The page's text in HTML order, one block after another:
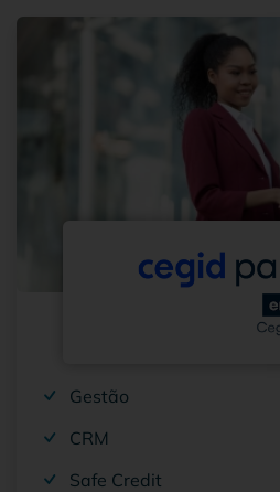
Gestão
CRM
Safe Credit